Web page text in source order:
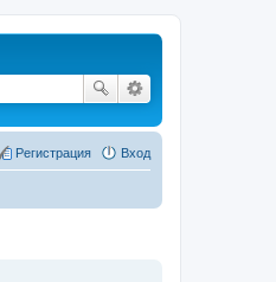
Вход
Регистрация